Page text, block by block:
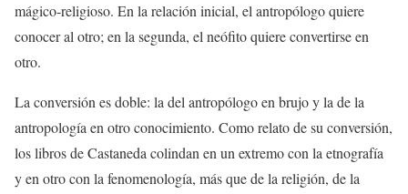
mágico-religioso. En la relación inicial, el antropólogo quiere
conocer al otro; en la segunda, el neófito quiere convertirse en
otro.
La conversión es doble: la del antropólogo en brujo y la de la
antropología en otro conocimiento. Como relato de su conversión,
los libros de Castaneda colindan en un extremo con la etnografía
y en otro con la fenomenología, más que de la religión, de la